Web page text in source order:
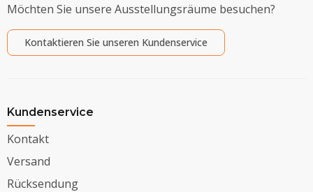
Möchten Sie unsere Ausstellungsräume besuchen?
Kontaktieren Sie unseren Kundenservice
Kundenservice
Kontakt
Versand
Rücksendung